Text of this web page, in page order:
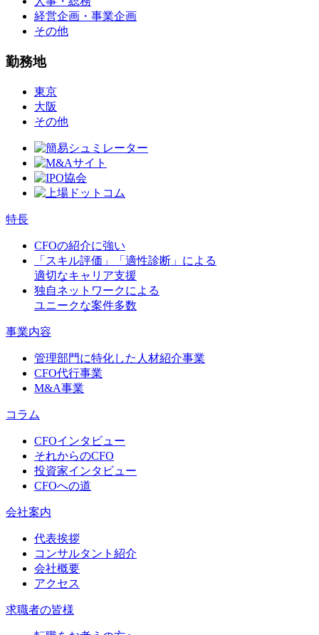
経営企画・事業企画
その他
勤務地
東京
大阪
その他
特長
CFOの紹介に強い
「スキル評価」「適性診断」による
適切なキャリア支援
独自ネットワークによる
ユニークな案件多数
事業内容
管理部門に特化した人材紹介事業
CFO代行事業
M&A事業
コラム
CFOインタビュー
それからのCFO
投資家インタビュー
CFOへの道
会社案内
代表挨拶
コンサルタント紹介
会社概要
アクセス
求職者の皆様